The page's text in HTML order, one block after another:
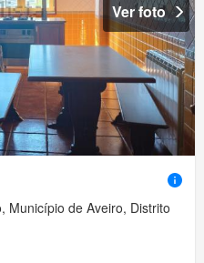
Ver foto
Município de Aveiro, Distrito